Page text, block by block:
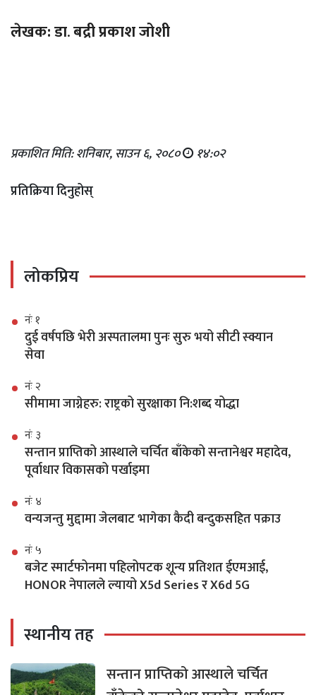
लेखक: डा.बद्रीप्रकाशजोशी
प्रकाशित मिति: शनिबार, साउन ६, २०८० १४:०२
प्रतिक्रिया दिनुहोस्
लोकप्रिय
नंः १
दुई वर्षपछि भेरी अस्पतालमा पुनः सुरु भयो सीटी स्क्यान
सेवा
नंः २
सीमामा जाग्नेहरु: राष्ट्रको सुरक्षाका नि:शब्द योद्धा
नंः ३
सन्तान प्राप्तिको आस्थाले चर्चित बाँकेको सन्तानेश्वर महादेव,
पूर्वाधार विकासको पर्खाइमा
नंः ४
वन्यजन्तु मुद्दामा जेलबाट भागेका कैदी बन्दुकसहित पक्राउ
नंः ५
बजेट स्मार्टफोनमा पहिलोपटक शून्य प्रतिशत ईएमआई,
HONOR नेपालले ल्यायो X5d Series र X6d 5G
स्थानीय तह
सन्तान प्राप्तिको आस्थाले चर्चित